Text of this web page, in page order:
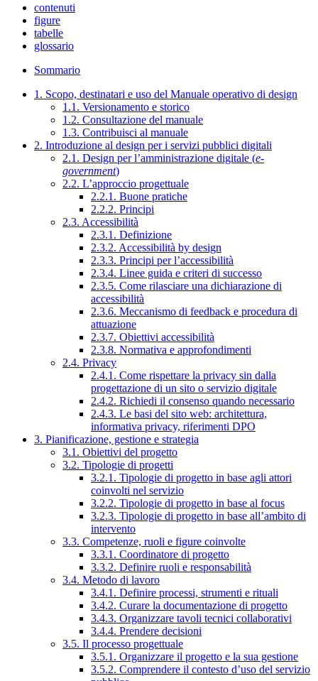
contenuti
figure
tabelle
glossario
Sommario
1. Scopo, destinatari e uso del Manuale operativo di design
1.1. Versionamento e storico
1.2. Consultazione del manuale
1.3. Contribuisci al manuale
2. Introduzione al design per i servizi pubblici digitali
2.1. Design per l’amministrazione digitale (e-
government)
2.2. L’approccio progettuale
2.2.1. Buone pratiche
2.2.2. Principi
2.3. Accessibilità
2.3.1. Definizione
2.3.2. Accessibilità by design
2.3.3. Principi per l’accessibilità
2.3.4. Linee guida e criteri di successo
2.3.5. Come rilasciare una dichiarazione di
accessibilità
2.3.6. Meccanismo di feedback e procedura di
attuazione
2.3.7. Obiettivi accessibilità
2.3.8. Normativa e approfondimenti
2.4. Privacy
2.4.1. Come rispettare la privacy sin dalla
progettazione di un sito o servizio digitale
2.4.2. Richiedi il consenso quando necessario
2.4.3. Le basi del sito web: architettura,
informativa privacy, riferimenti DPO
3. Pianificazione, gestione e strategia
3.1. Obiettivi del progetto
3.2. Tipologie di progetti
3.2.1. Tipologie di progetto in base agli attori
coinvolti nel servizio
3.2.2. Tipologie di progetto in base al focus
3.2.3. Tipologie di progetto in base all’ambito di
intervento
3.3. Competenze, ruoli e figure coinvolte
3.3.1. Coordinatore di progetto
3.3.2. Definire ruoli e responsabilità
3.4. Metodo di lavoro
3.4.1. Definire processi, strumenti e rituali
3.4.2. Curare la documentazione di progetto
3.4.3. Organizzare tavoli tecnici collaborativi
3.4.4. Prendere decisioni
3.5. Il processo progettuale
3.5.1. Organizzare il progetto e la sua gestione
3.5.2. Comprendere il contesto d’uso del servizio